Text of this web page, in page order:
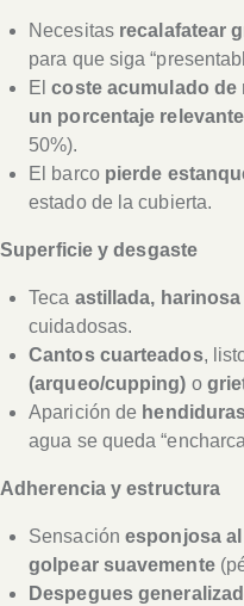
Necesitas recalafatear
para que siga
Elcoste acumulado de
un porcentaje relevante
50%).
El barco pierde
estado de la cubierta.
Superficie y desgaste
Teca astillada, harinosa
cuidadosas.
Cantos cuarteados,
(arqueo/cupping) o
Aparición de
agua se queda
Adherencia y estructura
Sensación esponjosa
golpear suavemente
Despegues